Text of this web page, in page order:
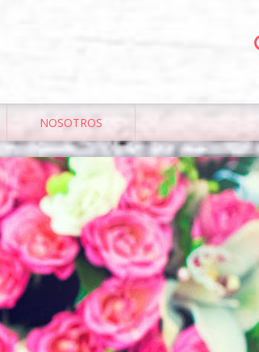
NOSOTROS